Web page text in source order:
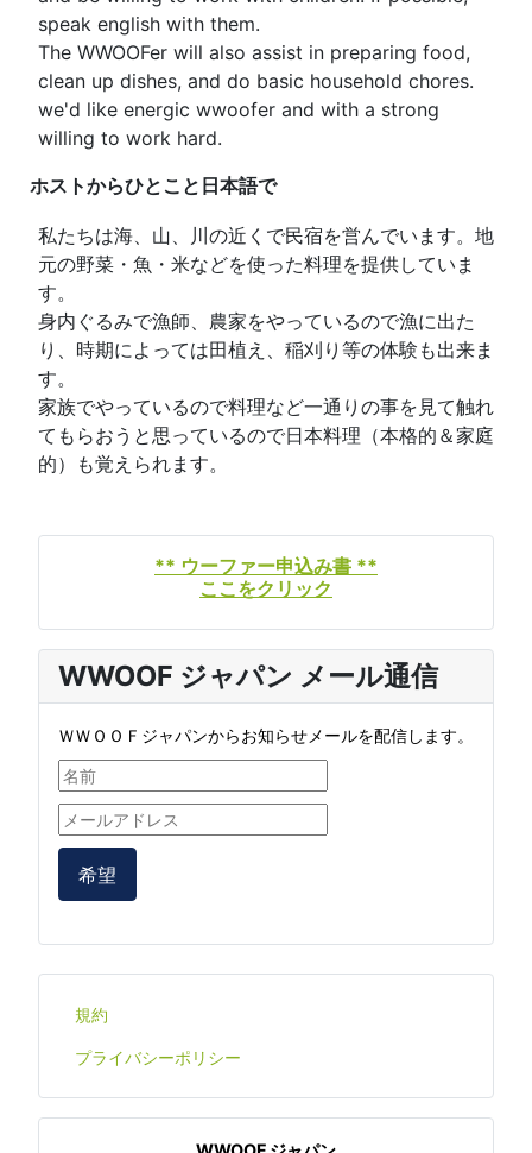
speak english with them.
The WWOOFer will also assist in preparing food,
clean up dishes, and do basic household chores.
we'd like energic wwoofer and with a strong
willing to work hard.
ホストからひとこと 日本語で
私たちは海、山、川の近くで民宿を営んでいます。地
元の野菜・魚・米などを使った料理を提供していま
す。
身内ぐるみで漁師、農家をやっているので漁に出た
り、時期によっては田植え、稲刈り等の体験も出来ま
す。
家族でやっているので料理など一通りの事を見て触れ
てもらおうと思っているので日本料理（本格的＆家庭
的）も覚えられます。
** ウーファー申込み書 **
ここをクリック
WWOOF ジャパン メール通信
ＷＷＯＯＦジャパンからお知らせメールを配信します。
希望
規約
プライバシーポリシー